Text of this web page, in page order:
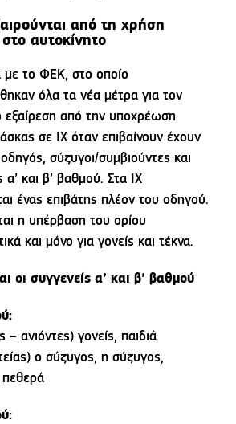
από τη χρήση
αυτοκίνητο
το ΦΕΚ, στο οποίο
όλα τα νέα μέτρα για τον
εξαίρεση από την υποχρέωση
σε ΙΧ όταν επιβαίνουν έχουν
σύζυγοι/συμβιούντες και
α’ και β’ βαθμού. Στα ΙΧ
ένας επιβάτης πλέον του οδηγού.
η υπέρβαση του ορίου
και μόνο για γονείς και τέκνα.
οι συγγενείς α’ και β’ βαθμού
– ανιόντες) γονείς, παιδιά
ο σύζυγος, η σύζυγος,